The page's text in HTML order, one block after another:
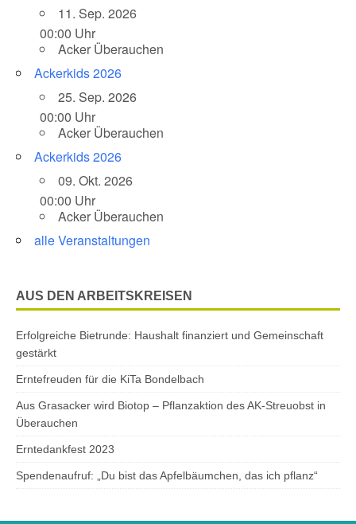
11. Sep. 2026
00:00 Uhr
Acker Überauchen
Ackerkids 2026
25. Sep. 2026
00:00 Uhr
Acker Überauchen
Ackerkids 2026
09. Okt. 2026
00:00 Uhr
Acker Überauchen
alle Veranstaltungen
AUS DEN ARBEITSKREISEN
Erfolgreiche Bietrunde: Haushalt finanziert und Gemeinschaft
gestärkt
Erntefreuden für die KiTa Bondelbach
Aus Grasacker wird Biotop – Pflanzaktion des AK-Streuobst in
Überauchen
Erntedankfest 2023
Spendenaufruf: „Du bist das Apfelbäumchen, das ich pflanz“